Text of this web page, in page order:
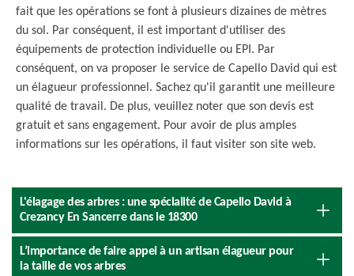
fait que les opérations se font à plusieurs dizaines de mètres
du sol. Par conséquent, il est important d'utiliser des
équipements de protection individuelle ou EPI. Par
conséquent, on va proposer le service de Capello David qui est
un élagueur professionnel. Sachez qu'il garantit une meilleure
qualité de travail. De plus, veuillez noter que son devis est
gratuit et sans engagement. Pour avoir de plus amples
informations sur les opérations, il faut visiter son site web.
L'élagage des arbres : une spécialité de Capello David à
Crezancy En Sancerre dans le 18300
L’importance de faire appel à un artisan élagueur pour
la taille de vos arbres